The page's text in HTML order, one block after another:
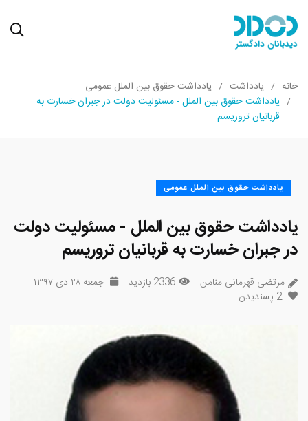
خانه یادداشت
یادداشت حقوق بین الملل عمومی
یادداشت حقوق بین الملل - مسئولیت دولت در جبران خسارت به
قربانیان تروریسم
یادداشت حقوق بین الملل عمومی
یادداشت حقوق بین الملل - مسئولیت دولت
در جبران خسارت به قربانیان تروریسم
مرتضی قهرمانی منامن 2336 بازدید
جمعه ۲۸ دی ۱۳۹۷
2 پسندیدن